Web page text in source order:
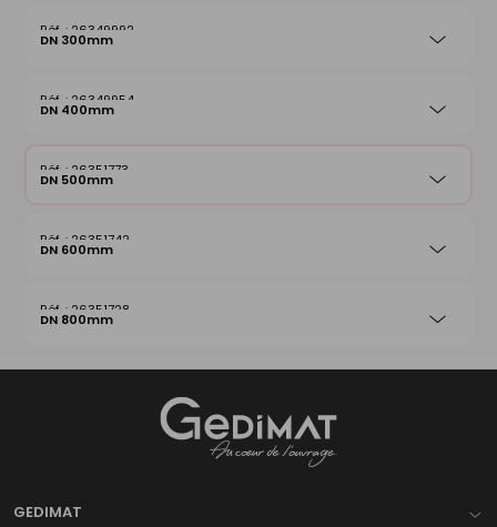
26349992
DN 300mm
26349954
DN 400mm
26351773
DN 500mm
26351742
DN 600mm
26351728
DN 800mm
GEDIMAT